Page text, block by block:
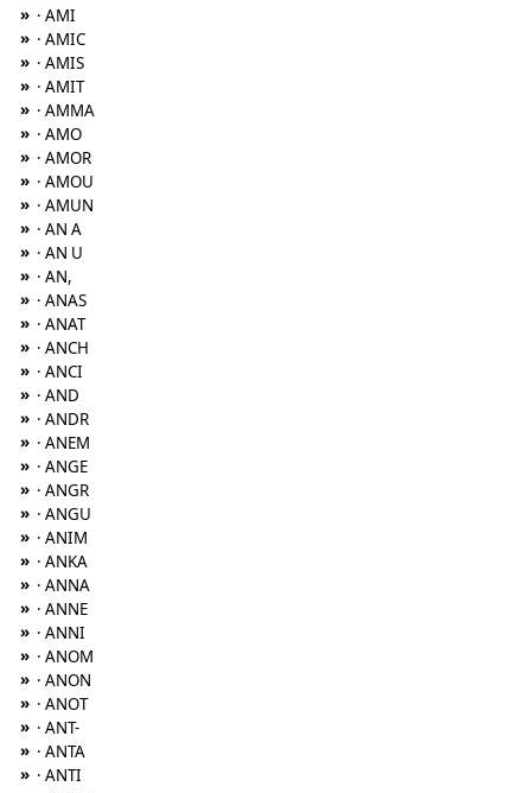
» · AMI
» · AMIC
» · AMIS
» · AMIT
» · AMMA
» · AMO
» · AMOR
» · AMOU
» · AMUN
» · AN A
» · AN U
» · AN,
» · ANAS
» · ANAT
» · ANCH
» · ANCI
» · AND
» · ANDR
» · ANEM
» · ANGE
» · ANGR
» · ANGU
» · ANIM
» · ANKA
» · ANNA
» · ANNE
» · ANNI
» · ANOM
» · ANON
» · ANOT
» · ANT-
» · ANTA
» · ANTI